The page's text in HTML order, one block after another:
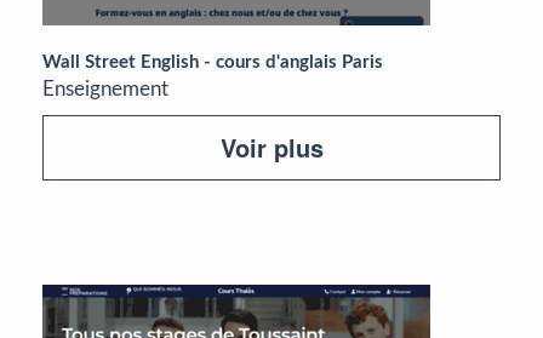
Wall Street English - cours d'anglais Paris
Enseignement
Voir plus